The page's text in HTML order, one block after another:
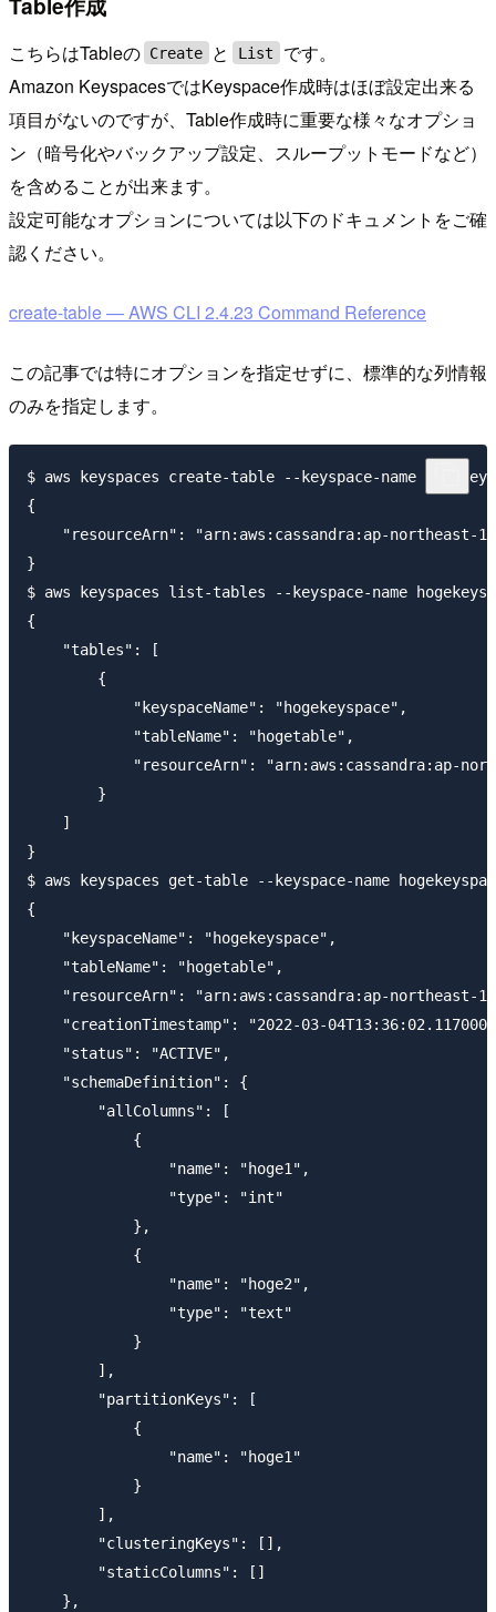
こちらはTableの Create と List
です。
Amazon KeyspacesではKeyspace作成時はほぼ設定出来る
項目がないのですが、Table作成時に重要な様々なオプショ
ン（暗号化やバックアップ設定、スループットモードなど）
を含めることが出来ます。
設定可能なオプションについては以下のドキュメントをご確
認ください。
create-table — AWS CLI 2.4.23 Command Reference
この記事では特にオプションを指定せずに、標準的な列情報
のみを指定します。
$ aws keyspaces create-table --keyspace-name
{
"resourceArn": "arn:aws:cassandra:ap-northeast-
}
$ aws keyspaces list-tables --keyspace-name
{
    "tables": [
        {
            "keyspaceName": "hogekeyspace",
            "tableName": "hogetable",
"resourceArn": "arn:aws:cassandra:ap-
        }
    ]
}
$ aws keyspaces get-table --keyspace-name
{
    "keyspaceName": "hogekeyspace",
    "tableName": "hogetable",
"resourceArn": "arn:aws:cassandra:ap-northeast-
"creationTimestamp": "2022-03-
    "status": "ACTIVE",
    "schemaDefinition": {
        "allColumns": [
            {
                "name": "hoge1",
                "type": "int"
            },
            {
                "name": "hoge2",
                "type": "text"
            }
        ],
        "partitionKeys": [
            {
                "name": "hoge1"
            }
        ],
        "clusteringKeys": [],
        "staticColumns": []
    },